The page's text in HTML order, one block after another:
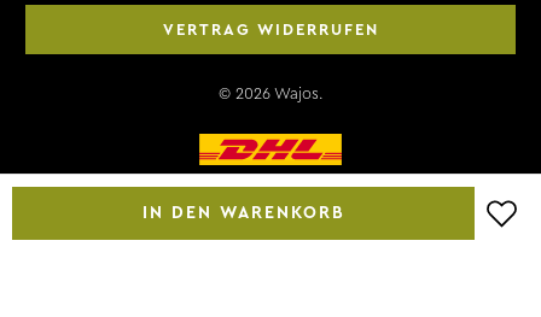
IN DEN WARENKORB
VERTRAG WIDERRUFEN
© 2026 Wajos